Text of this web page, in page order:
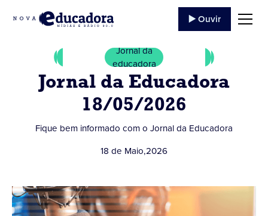
▶️ Ouvir
Jornal da
educadora
Jornal da Educadora
18/05/2026
Fique bem informado com o Jornal da Educadora
18 de Maio,2026